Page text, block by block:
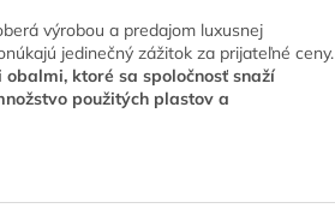
výrobou a predajom luxusnej
jedinečný zážitok za prijateľné ceny.
ktoré sa spoločnosť snaží
použitých plastov a